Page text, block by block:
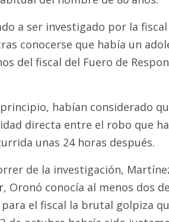
a ser investigado por la
conocerse que había un
del fiscal del Fuero de
habían considerado
directa entre el robo que
unas 24 horas después.
de la investigación,
Oronó conocía al menos dos
el fiscal la brutal golpiza